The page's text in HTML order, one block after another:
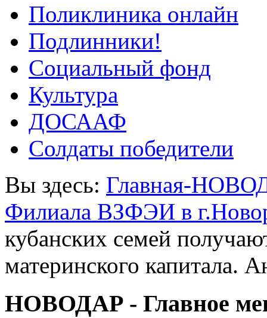
Поликлиника онлайн
Подлинники!
Социальный фонд
Культура
ДОСААФ
Солдаты победители
Вы здесь: Главная-
Филиала ВЗФЭИ в
кубанских семей
материнского капитала.
НОВОДАР - Главное